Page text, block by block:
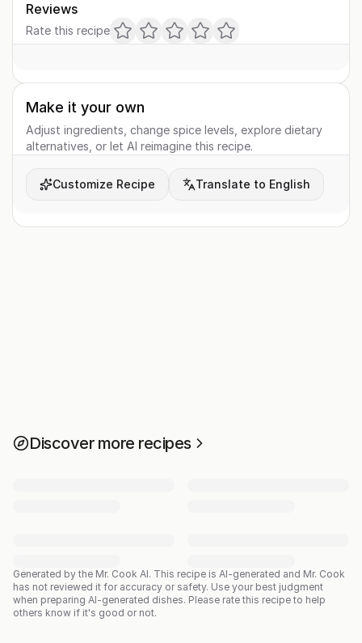
Reviews
Rate this recipe
Make it your own
Adjust ingredients, change spice levels, explore dietary
alternatives, or let AI reimagine this recipe.
Customize Recipe Translate to English
Discover more recipes
Generated by the Mr. Cook AI. This recipe is AI-generated and Mr. Cook
has not reviewed it for accuracy or safety. Use your best judgment
when preparing AI-generated dishes. Please rate this recipe to help
others know if it's good or not.